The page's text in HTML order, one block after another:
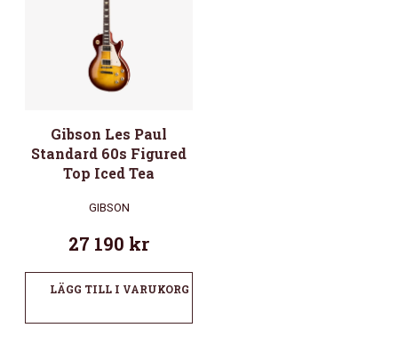
Gibson Les Paul
Standard 60s Figured
Top Iced Tea
GIBSON
27 190 kr
LÄGG TILL I VARUKORG